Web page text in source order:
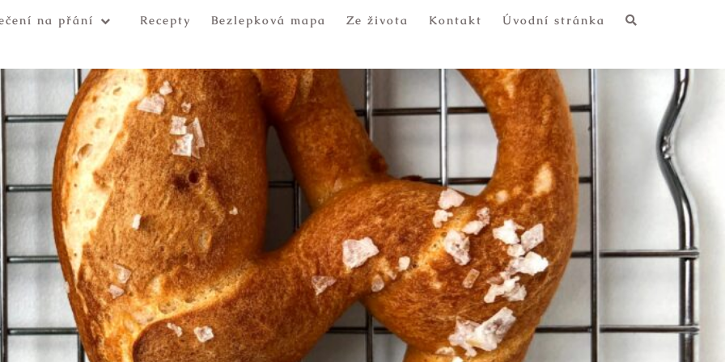
na přání Recepty Bezlepková mapa Ze života Kontakt Úvodní stránka